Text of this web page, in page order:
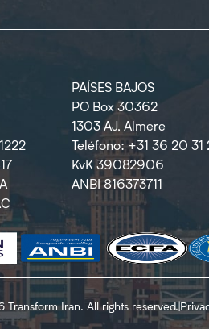
PAÍSES BAJOS
PO Box 30362
1303 AJ, Almere
Teléfono: +31 36 20 31
KvK 39082906
ANBI 816373711
Iran. All rights reserved.|